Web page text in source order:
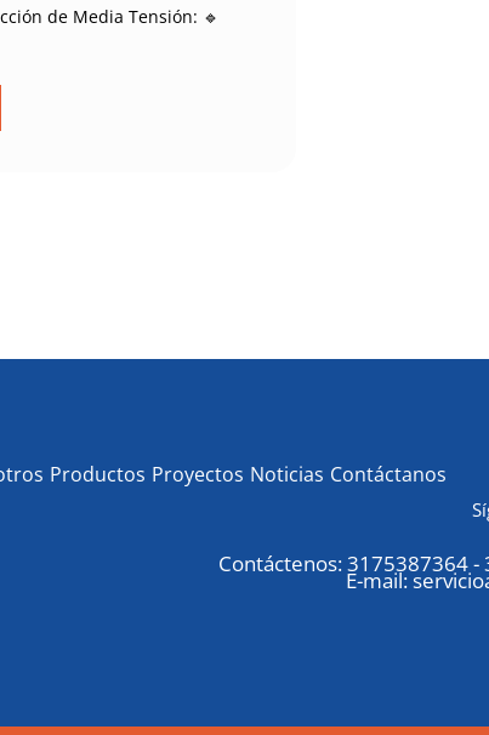
de Media Tensión: 🔹
Productos Proyectos Noticias Contáctanos
Contáctenos:3175387364-
E-mail: